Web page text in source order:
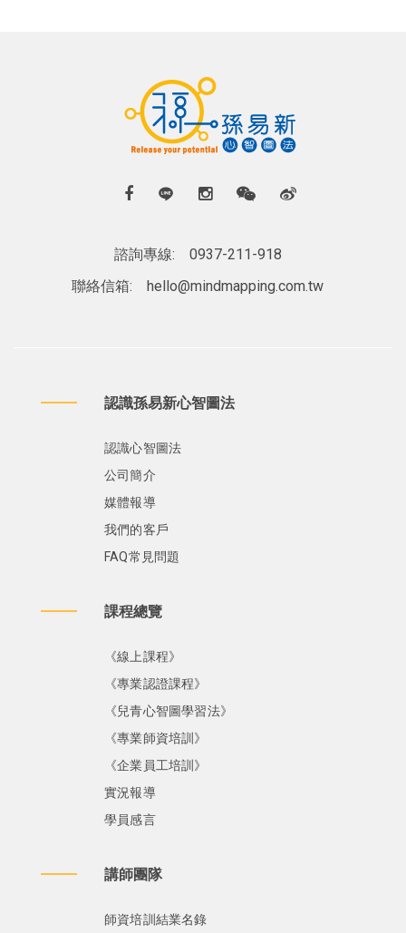
諮詢專線:
0937-211-918
聯絡信箱:
hello@mindmapping.com.tw
認識孫易新心智圖法
認識心智圖法
公司簡介
媒體報導
我們的客戶
FAQ常見問題
課程總覽
《線上課程》
《專業認證課程》
《兒青心智圖學習法》
《專業師資培訓》
《企業員工培訓》
實況報導
學員感言
講師團隊
師資培訓結業名錄